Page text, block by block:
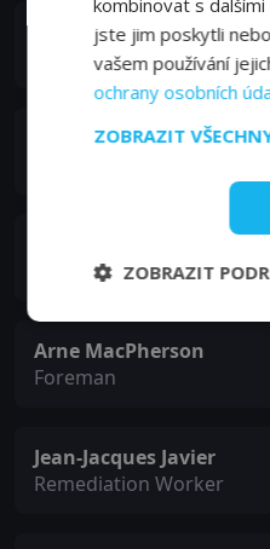
Adam Hurtig
ER Doctor
Ava Julien
Arne MacPherson
Foreman
Jean-Jacques Javier
Remediation Worker
jste jim poskytli
vašem používání
ochrany osobních
ZOBRAZIT
ZOBRAZIT